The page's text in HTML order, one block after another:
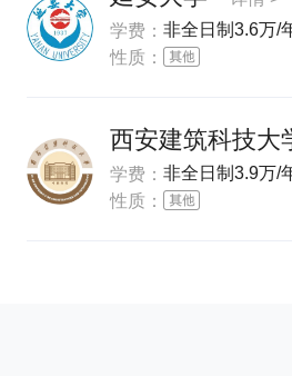
学费： 非全日制3.6万/
性质：
西安建筑科技大
学费： 非全日制3.9万/
性质：